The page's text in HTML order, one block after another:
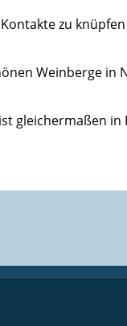
zu
Weinberge in
gleichermaßen in